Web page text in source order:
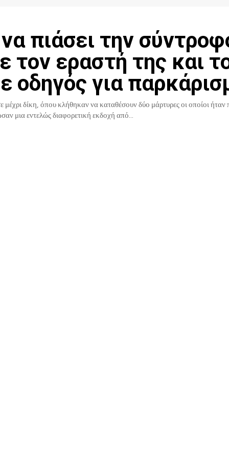
πιάσει την
τον εραστή της και
οδηγός για
δίκη, όπου κλήθηκαν να καταθέσουν δύο μάρτυρες οι οποίοι ήταν
μια εντελώς διαφορετική εκδοχή από...